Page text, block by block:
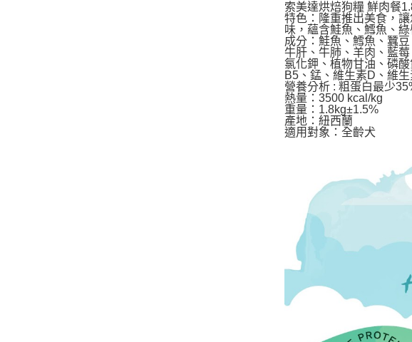
索美達烘焙狗糧 鮮肉餐
特色：隆重推出美食，
味，蘊含鮭魚、鱈魚、
成分：鮭魚、鱈魚、蠶
牛肝、牛肺、羊肉、藍
氯化鉀、植物甘油、磷
B5、錳、維生素D、維
營養分析 : 粗蛋白最少
熱量：3500 kcal/kg
重量：1.8kg±1.5%
產地：紐西蘭
適用對象：全齡犬